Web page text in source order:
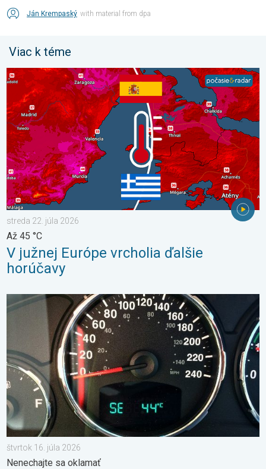
Ján Krempaský with material from dpa
Viac k téme
V južnej Európe vrcholia ďalšie horúčavy. Až 45 °C. . . streda
streda 22. júla 2026
Až 45 °C
V južnej Európe vrcholia ďalšie
horúčavy
Je teplota vo vašom aute reálna?. Nenechajte sa oklamať. . .
štvrtok 16. júla 2026
Nenechajte sa oklamať